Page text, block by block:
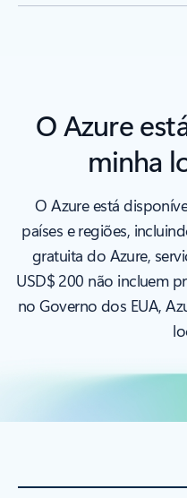
O Azure
minha
O Azure está
países e regiões,
gratuita do Azure,
USD$ 200 não incluem
no Governo dos EUA,